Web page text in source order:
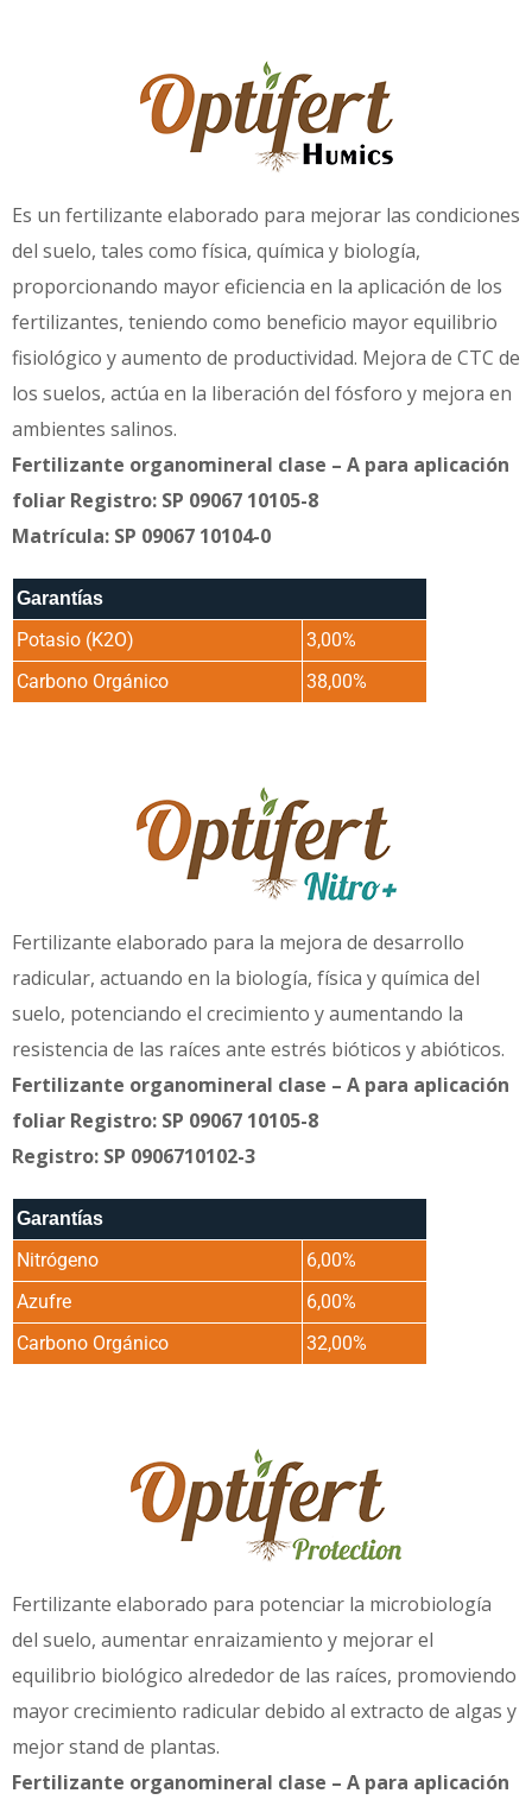
Es un fertilizante elaborado para mejorar las condiciones
del suelo, tales como física, química y biología,
proporcionando mayor eficiencia en la aplicación de los
fertilizantes, teniendo como beneficio mayor equilibrio
fisiológico y aumento de productividad. Mejora de CTC de
los suelos, actúa en la liberación del fósforo y mejora en
ambientes salinos.
Fertilizante organomineral clase – A para aplicación
foliar Registro: SP 09067 10105-8
Matrícula: SP 09067 10104-0
Garantías
Potasio (K2O)
3,00%
Carbono Orgánico
38,00%
Fertilizante elaborado para la mejora de desarrollo
radicular, actuando en la biología, física y química del
suelo, potenciando el crecimiento y aumentando la
resistencia de las raíces ante estrés bióticos y abióticos.
Fertilizante organomineral clase – A para aplicación
foliar Registro: SP 09067 10105-8
Registro: SP 0906710102-3
Garantías
Nitrógeno
6,00%
Azufre
6,00%
Carbono Orgánico
32,00%
Fertilizante elaborado para potenciar la microbiología
del suelo, aumentar enraizamiento y mejorar el
equilibrio biológico alrededor de las raíces, promoviendo
mayor crecimiento radicular debido al extracto de algas y
mejor stand de plantas.
Fertilizante organomineral clase – A para aplicación